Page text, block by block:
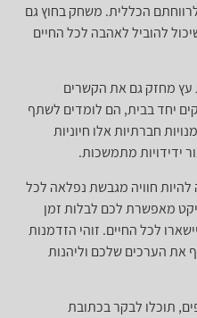
הכללית. משחק בחוץ גם
להוביל לאהבה לכל החיים
עץ מחזק גם את הקשרים
יחד בבית, הם לומדים לשתף
חברתיות אלו חיוניות
ידידויות מתמשכות.
להיות חוויה מגבשת נפלאה לכל
מאפשרת לכם לבלות זמן
לכל החיים. זוהי הזדמנות
את הערכים שלכם וליהנות
תוכלו לבקר בכתובת